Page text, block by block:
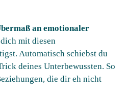
an emotionaler
mit diesen
Automatisch schiebst du
deines Unterbewussten. So
die dir eh nicht